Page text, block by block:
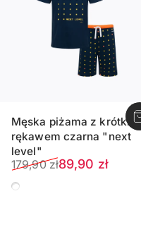
Męska piżama z krótkim
rękawem czarna "next
level"
Sale price89,90 zł
Regular price
179,90 zł
Czarny